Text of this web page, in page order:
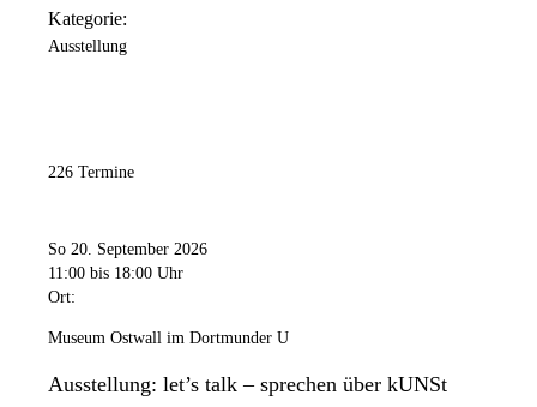
Kategorie:
Ausstellung
226 Termine
So 20. September 2026
11:00 bis 18:00 Uhr
Ort:
Museum Ostwall im Dortmunder U
Ausstellung: let’s talk – sprechen über kUNSt